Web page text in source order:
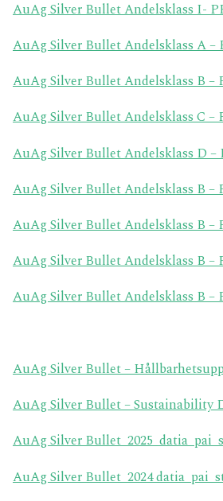
AuAg Silver Bullet Andelsklass I-
AuAg Silver Bullet Andelsklass A –
AuAg Silver Bullet Andelsklass B –
AuAg Silver Bullet Andelsklass C –
AuAg Silver Bullet Andelsklass D
AuAg Silver Bullet Andelsklass B –
AuAg Silver Bullet Andelsklass B –
AuAg Silver Bullet Andelsklass B –
AuAg Silver Bullet Andelsklass B –
AuAg Silver Bullet –
AuAg Silver Bullet – Sustainability
AuAg Silver
AuAg Silver Bullet_2024